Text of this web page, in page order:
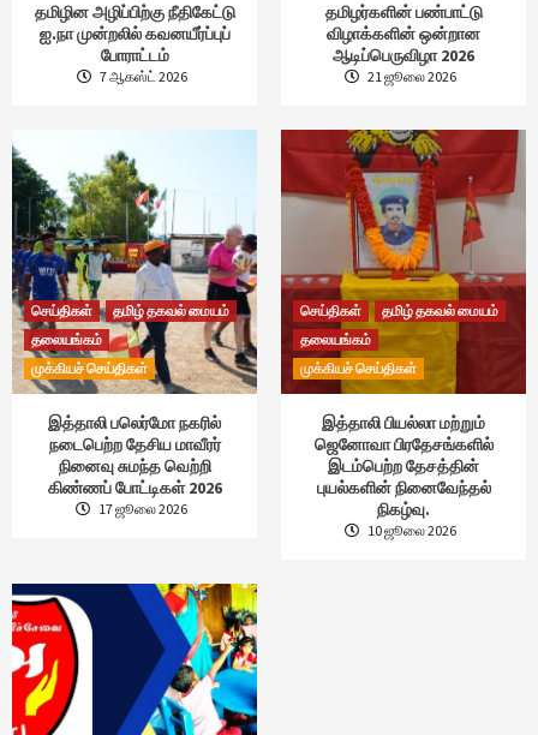
தமிழின அழிப்பிற்கு நீதிகேட்டு
ஐ.நா முன்றலில் கவனயீர்ப்புப்
போராட்டம்
7 ஆகஸ்ட் 2026
தமிழர்களின் பண்பாட்டு
விழாக்களின் ஒன்றான
ஆடிப்பெருவிழா 2026
21 ஜூலை 2026
செய்திகள்
தமிழ் தகவல் மையம்
தலையங்கம்
முக்கியச் செய்திகள்
இத்தாலி பலெர்மோ நகரில்
நடைபெற்ற தேசிய மாவீரர்
நினைவு சுமந்த வெற்றி
கிண்ணப் போட்டிகள் 2026
17 ஜூலை 2026
செய்திகள்
தமிழ் தகவல் மையம்
தலையங்கம்
முக்கியச் செய்திகள்
இத்தாலி பியல்லா மற்றும்
ஜெனோவா பிரதேசங்களில்
இடம்பெற்ற தேசத்தின்
புயல்களின் நினைவேந்தல்
நிகழ்வு.
10 ஜூலை 2026